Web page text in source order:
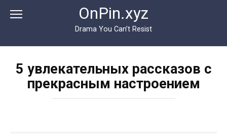
OnPin.xyz
Drama You Can’t Resist
5 увлекательных рассказов с
прекрасным настроением